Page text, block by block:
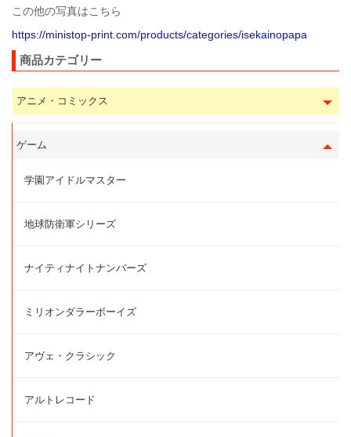
この他の写真はこちら
https://ministop-print.com/products/categories/isekainopapa
商品カテゴリー
アニメ・コミックス
ゲーム
学園アイドルマスター
地球防衛軍シリーズ
ナイティナイトナンバーズ
ミリオンダラーボーイズ
アヴェ・クラシック
アルトレコード